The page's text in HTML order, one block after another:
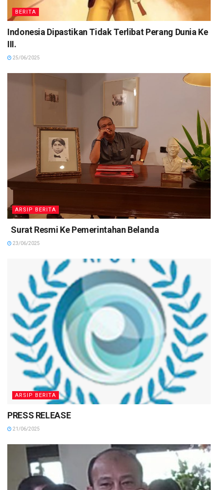
BERITA
Indonesia Dipastikan Tidak Terlibat Perang Dunia Ke
III.
25/06/2025
ARSIP BERITA
Surat Resmi Ke Pemerintahan Belanda
23/06/2025
ARSIP BERITA
PRESS RELEASE
21/06/2025